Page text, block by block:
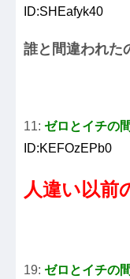
ID:SHEafyk40
誰と間違われた
11: ゼロとイチの
ID:KEFOzEPb0
人違い以前
19: ゼロとイチの